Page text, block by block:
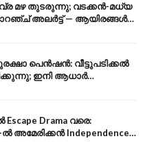
മഴ തുടരുന്നു; വടക്കൻ-മധ്യ
അലർട്ട് — ആയിരങ്ങൾ
പെൻഷൻ: വീട്ടുപടിക്കൽ
ഇനി ആധാർ
Drama വരെ:
ൽ അമേരിക്കൻ Independence-